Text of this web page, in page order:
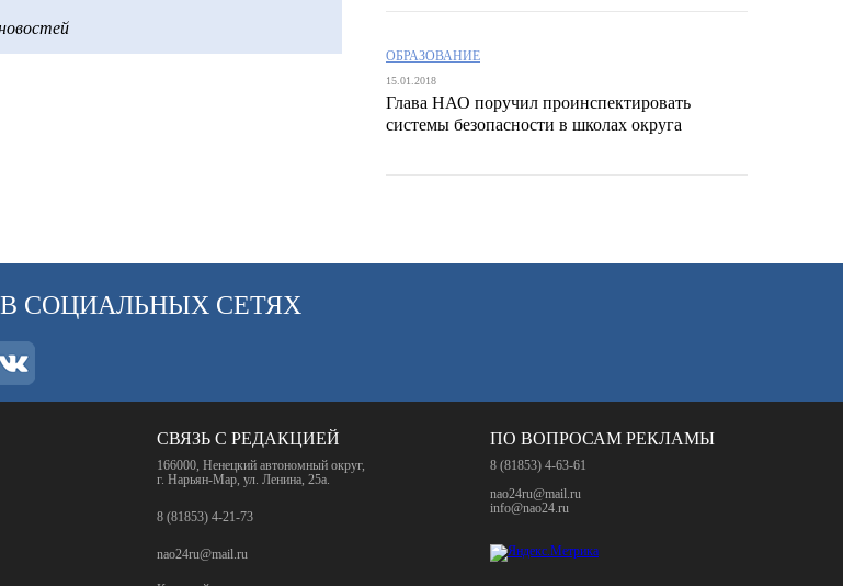
ОБРАЗОВАНИЕ
15.01.2018
Глава НАО поручил проинспектировать
системы безопасности в школах округа
В СОЦИАЛЬНЫХ СЕТЯХ
СВЯЗЬ С РЕДАКЦИЕЙ
166000, Ненецкий автономный округ,
г. Нарьян-Мар, ул. Ленина, 25а.
8 (81853) 4-21-73
nao24ru@mail.ru
ПО ВОПРОСАМ РЕКЛАМЫ
8 (81853) 4-63-61
nao24ru@mail.ru
info@nao24.ru